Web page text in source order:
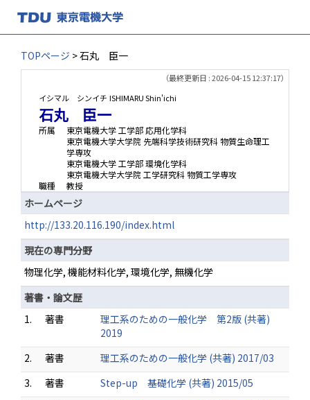
TOPページ > 石丸 臣一
（最終更新日 : 2026-04-15 12:37:17）
イシマル シンイチ ISHIMARU Shin'ichi
石丸 臣一
所属
東京電機大学 工学部 応用化学科
東京電機大学大学院 先端科学技術研究科 物質生命理工
学専攻
東京電機大学 工学部 環境化学科
東京電機大学大学院 工学研究科 物質工学専攻
職種
教授
ホームページ
http://133.20.116.190/index.html
現在の専門分野
物理化学, 機能材料化学, 環境化学, 無機化学
著書・論文歴
1.
著書
理工系のための一般化学 第2版 (共著)
2019
2.
著書
理工系のための一般化学 (共著) 2017/03
3.
著書
Step-up 基礎化学 (共著) 2015/05